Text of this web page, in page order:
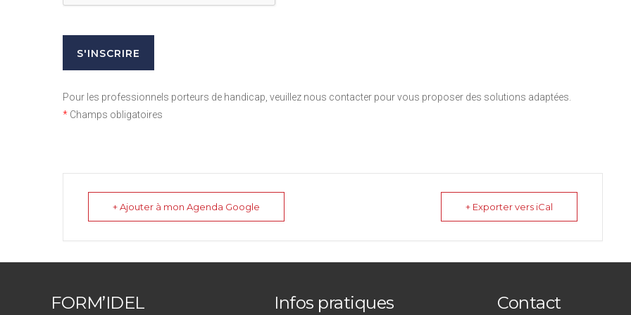
Pour les professionnels porteurs de handicap, veuillez nous contacter pour vous proposer des solutions adaptées.
* Champs obligatoires
+ Ajouter à mon Agenda Google + Exporter vers iCal
FORM’IDEL Infos pratiques Contact